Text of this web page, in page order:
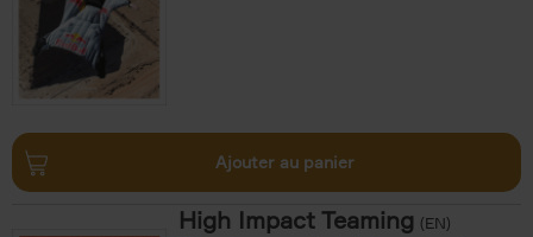
Ajouter au panier
High Impact Teaming (EN)